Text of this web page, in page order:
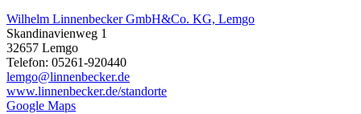
Wilhelm Linnenbecker GmbH&Co. KG, Lemgo
Skandinavienweg 1
32657 Lemgo
Telefon: 05261-920440
lemgo@linnenbecker.de
www.linnenbecker.de/standorte
Google Maps